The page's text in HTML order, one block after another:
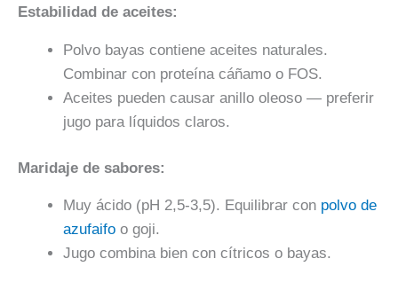
Estabilidad de aceites:
Polvo bayas contiene aceites naturales.
Combinar con proteína cáñamo o FOS.
Aceites pueden causar anillo oleoso — preferir
jugo para líquidos claros.
Maridaje de sabores:
Muy ácido (pH 2,5-3,5). Equilibrar con polvo de
azufaifo o goji.
Jugo combina bien con cítricos o bayas.